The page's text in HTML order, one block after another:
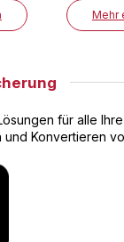
Mehr
für alle
und Konvertieren